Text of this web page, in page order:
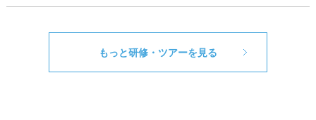
もっと研修・ツアーを見る